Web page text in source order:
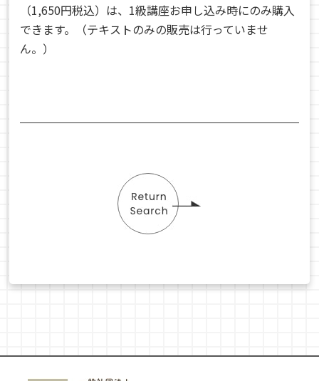
（1,650円税込）は、1級講座お申し込み時にのみ購入
できます。（テキストのみの販売は行っていませ
ん。）